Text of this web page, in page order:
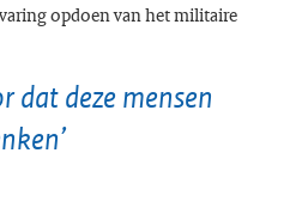
opdoen van het militaire
dat deze mensen